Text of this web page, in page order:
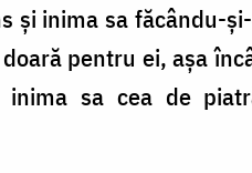
inima sa făcându-
pentru ei, aşa
sa cea de